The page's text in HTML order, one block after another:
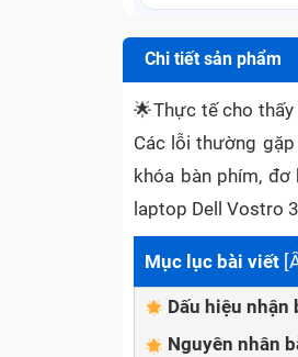
Chi tiết sản phẩm
🌟Thực tế cho
Các lỗi thường
khóa bàn phím,
laptop Dell Vostro
Mục lục bài viết [
Dấu hiệu
Nguyên nhân